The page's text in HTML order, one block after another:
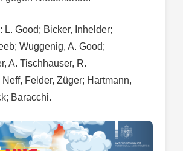
L. Good; Bicker, Inhelder;
Wuggenig, A. Good;
A. Tischhauser, R.
Felder, Züger; Hartmann,
Baracchi.